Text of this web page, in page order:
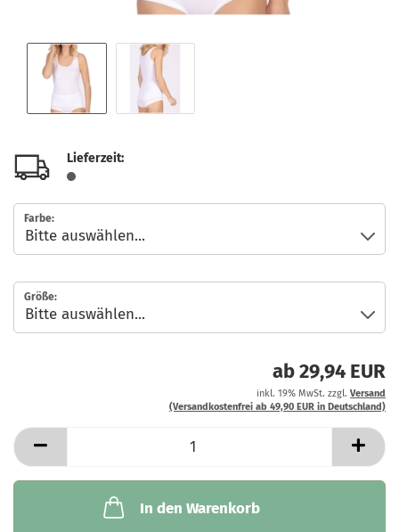
Lieferzeit:
Farbe:
Größe:
ab 29,94 EUR
inkl. 19% MwSt. zzgl. Versand
(Versandkostenfrei ab 49,90 EUR in Deutschland)
In den Warenkorb